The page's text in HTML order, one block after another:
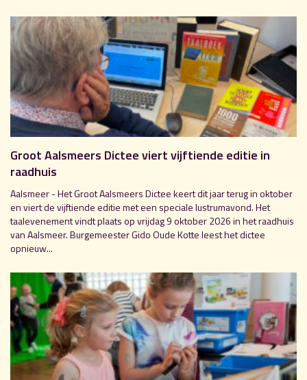
Groot Aalsmeers Dictee viert vijftiende editie in
raadhuis
Aalsmeer - Het Groot Aalsmeers Dictee keert dit jaar terug in oktober
en viert de vijftiende editie met een speciale lustrumavond. Het
taalevenement vindt plaats op vrijdag 9 oktober 2026 in het raadhuis
van Aalsmeer. Burgemeester Gido Oude Kotte leest het dictee
opnieuw...